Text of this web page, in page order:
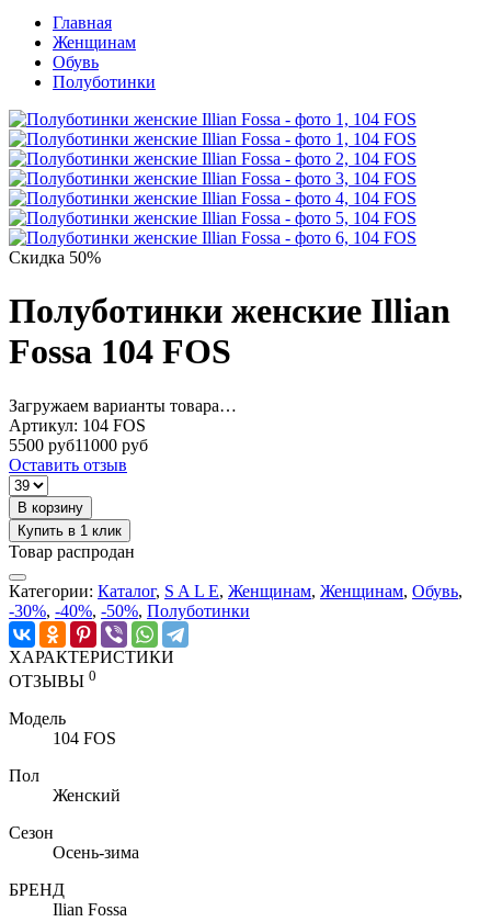
Главная
Женщинам
Обувь
Полуботинки
Скидка 50%
Полуботинки женские Illian
Fossa 104 FOS
Загружаем варианты товара…
Артикул: 104 FOS
5500 руб11000 руб
Оставить отзыв
В корзину
Купить в 1 клик
Товар распродан
Категории: Каталог, S A L E, Женщинам, Женщинам, Обувь,
-30%, -40%, -50%, Полуботинки
ХАРАКТЕРИСТИКИ
ОТЗЫВЫ 0
Модель
104 FOS
Пол
Женский
Сезон
Осень-зима
БРЕНД
Ilian Fossa